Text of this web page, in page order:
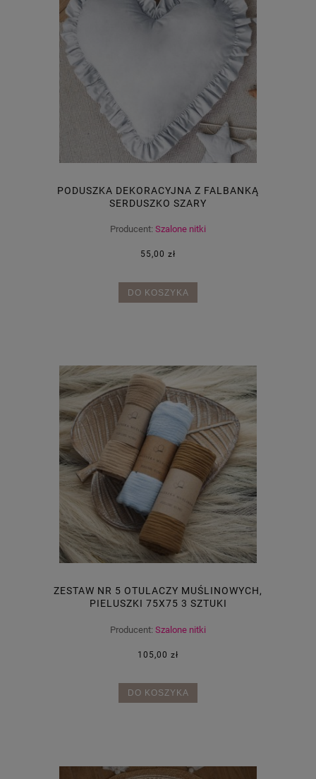
PODUSZKA DEKORACYJNA Z FALBANKĄ
SERDUSZKO SZARY
Producent: Szalone nitki
55,00 zł
DO KOSZYKA
ZESTAW NR 5 OTULACZY MUŚLINOWYCH,
PIELUSZKI 75X75 3 SZTUKI
Producent: Szalone nitki
105,00 zł
DO KOSZYKA